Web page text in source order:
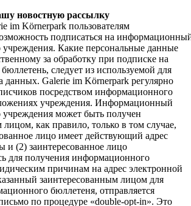
новостную рассылку
im Körnerpark пользователям
подписаться на
Какие персональные данные
за обработку при подписке на
следует из используемой для
данных. Galerie im Körnerpark регулярно
посредством информационного
учреждения. Информационный
может быть получен
как правило, только в том случае,
лицо имеет действующий адрес
и (2) заинтересованное лицо
для получения информационного
причинам на адрес электронной
заинтересованным лицом для
бюллетеня, отправляется
по процедуре «double-opt-in». Это